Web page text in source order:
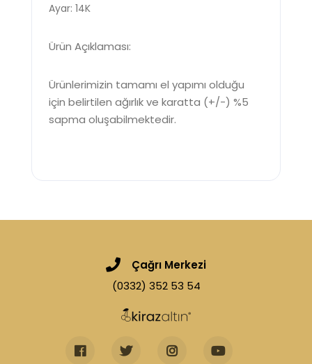
Ayar: 14K
Ürün Açıklaması:
Ürünlerimizin tamamı el yapımı olduğu
için belirtilen ağırlık ve karatta (+/-) %5
sapma oluşabilmektedir.
Çağrı Merkezi
(0332) 352 53 54